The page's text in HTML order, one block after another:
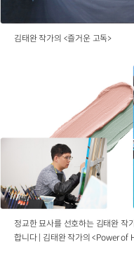
김태완 작가의 <즐거운 고독>
정교한 묘사를 선호하는 김태완 작
합니다 | 김태완 작가의 <Power of